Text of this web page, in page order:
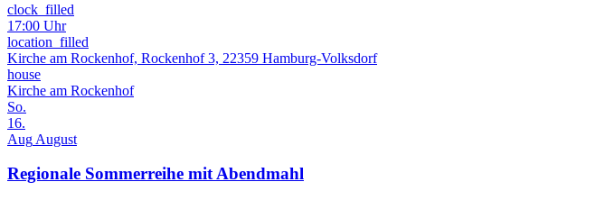
clock_filled
17:00 Uhr
location_filled
Kirche am Rockenhof, Rockenhof 3, 22359 Hamburg-Volksdorf
house
Kirche am Rockenhof
So.
16.
Aug August
Regionale Sommerreihe mit Abendmahl